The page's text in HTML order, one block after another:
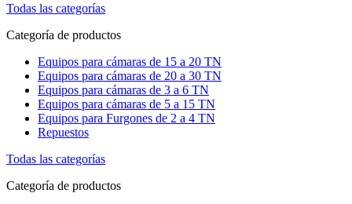
Todas las categorías
Categoría de productos
Equipos para cámaras de 15 a 20 TN
Equipos para cámaras de 20 a 30 TN
Equipos para cámaras de 3 a 6 TN
Equipos para cámaras de 5 a 15 TN
Equipos para Furgones de 2 a 4 TN
Repuestos
Todas las categorías
Categoría de productos